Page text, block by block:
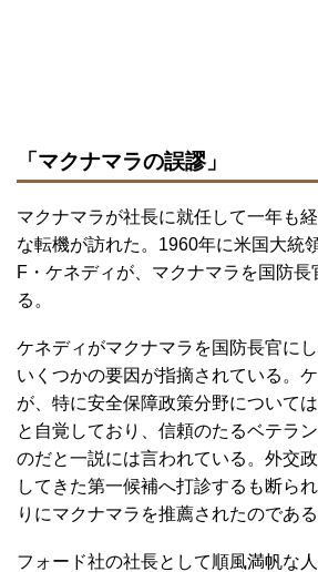
「マクナマラの誤謬」
マクナマラが社長に就任して一年も
な転機が訪れた。1960年に米国大統
F・ケネディが、マクナマラを国防長
る。
ケネディがマクナマラを国防長官に
いくつかの要因が指摘されている。
が、特に安全保障政策分野について
と自覚しており、信頼のたるベテラ
のだと一説には言われている。外交
してきた第一候補へ打診するも断ら
りにマクナマラを推薦されたのである
フォード社の社長として順風満帆な